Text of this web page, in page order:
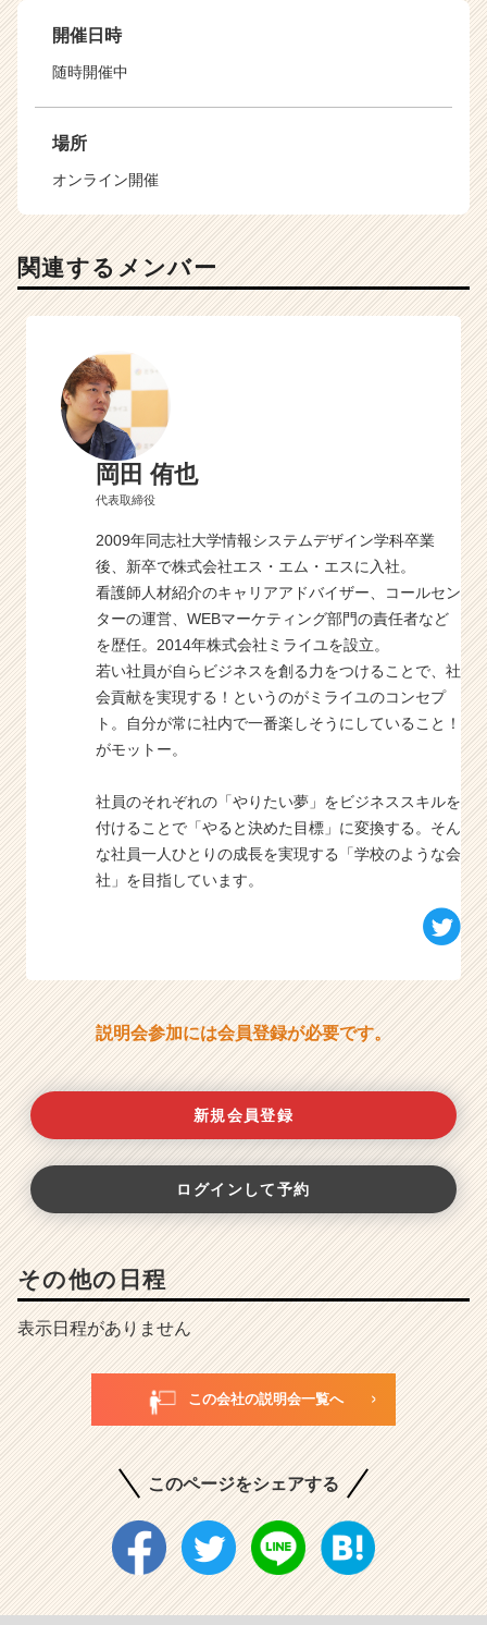
開催日時
随時開催中
場所
オンライン開催
関連するメンバー
岡田 侑也
代表取締役
2009年同志社大学情報システムデザイン学科卒業
後、新卒で株式会社エス・エム・エスに入社。
看護師人材紹介のキャリアアドバイザー、コールセン
ターの運営、WEBマーケティング部門の責任者など
を歴任。2014年株式会社ミライユを設立。
若い社員が自らビジネスを創る力をつけることで、社
会貢献を実現する！というのがミライユのコンセプ
ト。自分が常に社内で一番楽しそうにしていること！
がモットー。
社員のそれぞれの「やりたい夢」をビジネススキルを
付けることで「やると決めた目標」に変換する。そん
な社員一人ひとりの成長を実現する「学校のような会
社」を目指しています。
説明会参加には会員登録が必要です。
新規会員登録
ログインして予約
その他の日程
表示日程がありません
この会社の説明会一覧へ
このページをシェアする